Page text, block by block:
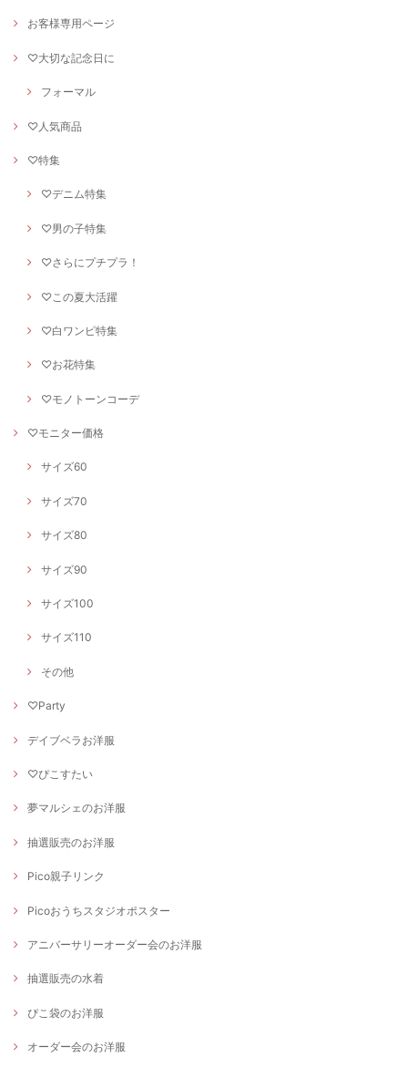
お客様専用ページ
♡大切な記念日に
フォーマル
♡人気商品
♡特集
♡デニム特集
♡男の子特集
♡さらにプチプラ！
♡この夏大活躍
♡白ワンピ特集
♡お花特集
♡モノトーンコーデ
♡モニター価格
サイズ60
サイズ70
サイズ80
サイズ90
サイズ100
サイズ110
その他
♡Party
デイブベラお洋服
♡ぴこすたい
夢マルシェのお洋服
抽選販売のお洋服
Pico親子リンク
Picoおうちスタジオポスター
アニバーサリーオーダー会のお洋服
抽選販売の水着
ぴこ袋のお洋服
オーダー会のお洋服